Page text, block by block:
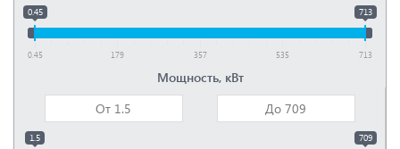
0.45 713
0.45 179 357 535 713
Мощность, кВт
1.5 709